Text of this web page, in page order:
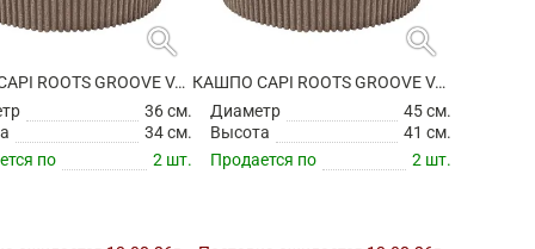
search
КАШПО CAPI ROOTS GROOVE VASE CONICAL WARM TAUPE
36 см.
34 см.
по
2 шт.
search
КАШПО CAPI ROOTS GROOVE VASE CONICAL WARM TAUPE
Диаметр
45 см.
Высота
41 см.
Продается по
2 шт.